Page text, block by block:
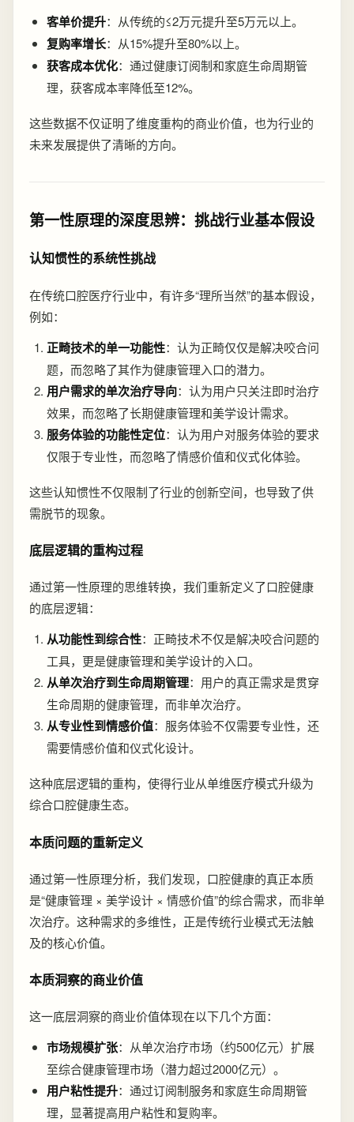
客单价提升：从传统的≤2万元提升至5万元以上。
复购率增长：从15%提升至80%以上。
获客成本优化：通过健康订阅制和家庭生命周期管
理，获客成本率降低至12%。
这些数据不仅证明了维度重构的商业价值，也为行业的
未来发展提供了清晰的方向。
第一性原理的深度思辨：挑战行业基本假设
认知惯性的系统性挑战
在传统口腔医疗行业中，有许多“理所当然”的基本假设，
例如：
正畸技术的单一功能性：认为正畸仅仅是解决咬合问
题，而忽略了其作为健康管理入口的潜力。
用户需求的单次治疗导向：认为用户只关注即时治疗
效果，而忽略了长期健康管理和美学设计需求。
服务体验的功能性定位：认为用户对服务体验的要求
仅限于专业性，而忽略了情感价值和仪式化体验。
这些认知惯性不仅限制了行业的创新空间，也导致了供
需脱节的现象。
底层逻辑的重构过程
通过第一性原理的思维转换，我们重新定义了口腔健康
的底层逻辑：
从功能性到综合性：正畸技术不仅是解决咬合问题的
工具，更是健康管理和美学设计的入口。
从单次治疗到生命周期管理：用户的真正需求是贯穿
生命周期的健康管理，而非单次治疗。
从专业性到情感价值：服务体验不仅需要专业性，还
需要情感价值和仪式化设计。
这种底层逻辑的重构，使得行业从单维医疗模式升级为
综合口腔健康生态。
本质问题的重新定义
通过第一性原理分析，我们发现，口腔健康的真正本质
是“健康管理 × 美学设计 × 情感价值”的综合需求，而非单
次治疗。这种需求的多维性，正是传统行业模式无法触
及的核心价值。
本质洞察的商业价值
这一底层洞察的商业价值体现在以下几个方面：
市场规模扩张：从单次治疗市场（约500亿元）扩展
至综合健康管理市场（潜力超过2000亿元）。
用户粘性提升：通过订阅制服务和家庭生命周期管
理，显著提高用户粘性和复购率。